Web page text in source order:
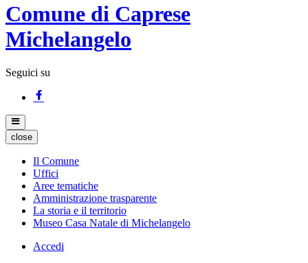
Comune di Caprese
Michelangelo
Seguici su
close
Il Comune
Uffici
Aree tematiche
Amministrazione trasparente
La storia e il territorio
Museo Casa Natale di Michelangelo
Accedi